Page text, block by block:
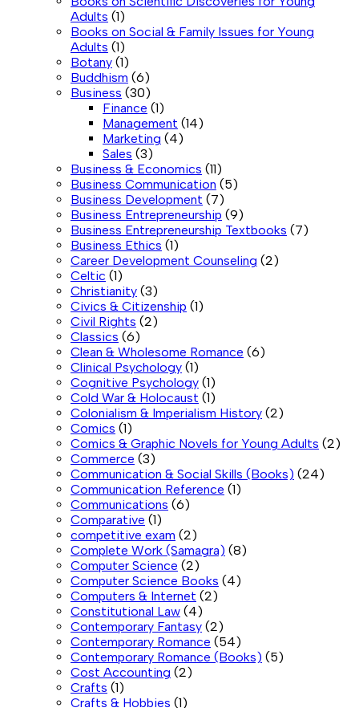
Adults (1)
Books on Social & Family Issues for Young
Adults (1)
Botany (1)
Buddhism (6)
Business (30)
Finance (1)
Management (14)
Marketing (4)
Sales (3)
Business & Economics (11)
Business Communication (5)
Business Development (7)
Business Entrepreneurship (9)
Business Entrepreneurship Textbooks (7)
Business Ethics (1)
Career Development Counseling (2)
Celtic (1)
Christianity (3)
Civics & Citizenship (1)
Civil Rights (2)
Classics (6)
Clean & Wholesome Romance (6)
Clinical Psychology (1)
Cognitive Psychology (1)
Cold War & Holocaust (1)
Colonialism & Imperialism History (2)
Comics (1)
Comics & Graphic Novels for Young Adults (2)
Commerce (3)
Communication & Social Skills (Books) (24)
Communication Reference (1)
Communications (6)
Comparative (1)
competitive exam (2)
Complete Work (Samagra) (8)
Computer Science (2)
Computer Science Books (4)
Computers & Internet (2)
Constitutional Law (4)
Contemporary Fantasy (2)
Contemporary Romance (54)
Contemporary Romance (Books) (5)
Cost Accounting (2)
Crafts (1)
Crafts & Hobbies (1)